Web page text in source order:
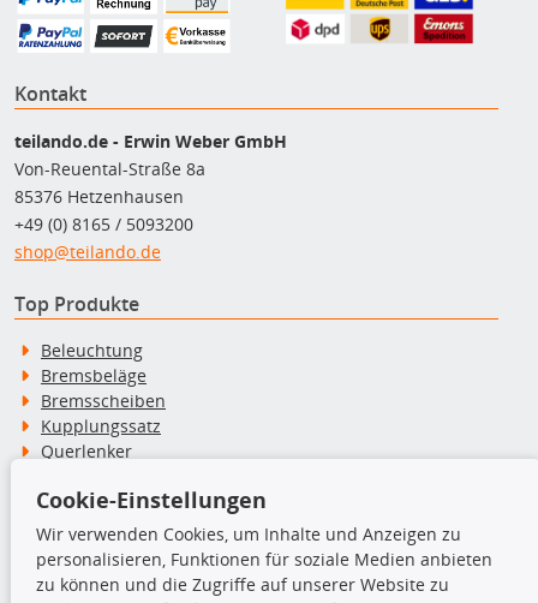
Kontakt
teilando.de - Erwin Weber GmbH
Von-Reuental-Straße 8a
85376 Hetzenhausen
+49 (0) 8165 / 5093200
shop@teilando.de
Top Produkte
Beleuchtung
Bremsbeläge
Bremsscheiben
Kupplungssatz
Querlenker
Stoßdämpfer
TecDoc Inside
Cookie-Einstellungen
Wir verwenden Cookies, um Inhalte und Anzeigen zu
personalisieren, Funktionen für soziale Medien anbieten
zu können und die Zugriffe auf unserer Website zu